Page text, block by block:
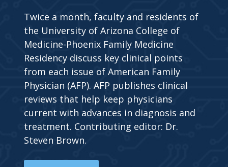
Twice a month, faculty and residents of
the University of Arizona College of
Medicine-Phoenix Family Medicine
Residency discuss key clinical points
from each issue of American Family
Physician (AFP). AFP publishes clinical
reviews that help keep physicians
current with advances in diagnosis and
treatment. Contributing editor: Dr.
Steven Brown.